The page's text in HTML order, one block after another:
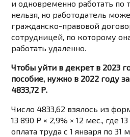
и одновременно работать по
нельзя, но работодатель
гражданско-правовой
сотрудницей, по которому
работать удаленно.
Чтобы уйти в декрет в 2023
пособие, нужно в 2022 году
4833,72 Р.
Число 4833,62 взялось из
13 890 Р × 2,9% × 12 мес., где
оплата труда с 1 января по 31